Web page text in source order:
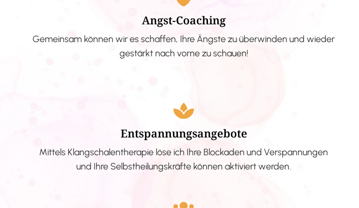
Angst-Coaching
Gemeinsam können wir es schaffen, Ihre Ängste zu überwinden und wieder
gestärkt nach vorne zu schauen!
Entspannungsangebote
Mittels Klangschalentherapie löse ich Ihre Blockaden und Verspannungen
und Ihre Selbstheilungskräfte können aktiviert werden.